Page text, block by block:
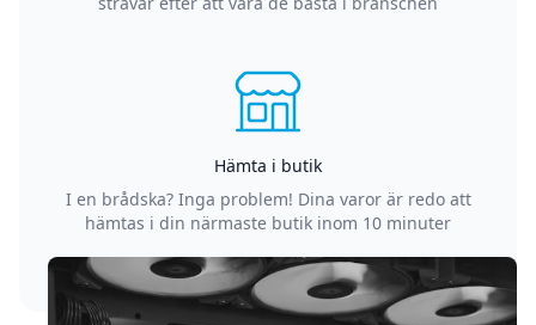
Hämta i butik
I en brådska? Inga problem! Dina varor är redo att
hämtas i din närmaste butik inom 10 minuter